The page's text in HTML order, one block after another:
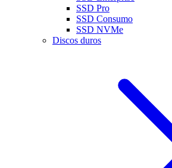
SSD Pro
SSD Consumo
SSD NVMe
Discos duros